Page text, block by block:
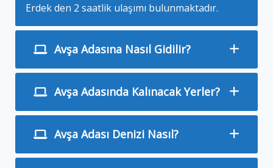
Erdek den 2 saatlik ulaşımı bulunmaktadır.
Avşa Adasına Nasıl Gidilir?
Avşa Adasında Kalınacak Yerler?
Avşa Adası Denizi Nasıl?